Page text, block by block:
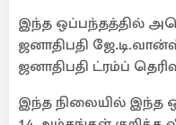
இந்த ஒப்பந்தத்தில்
ஜனாதிபதி
ஜனாதிபதி ட்ரம்ப்
இந்த நிலையில் இந்த